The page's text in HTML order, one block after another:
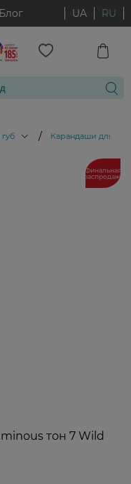
Блог UA RU
/ Карандаши для губ
Финальная
распродажа
тон 7 Wild